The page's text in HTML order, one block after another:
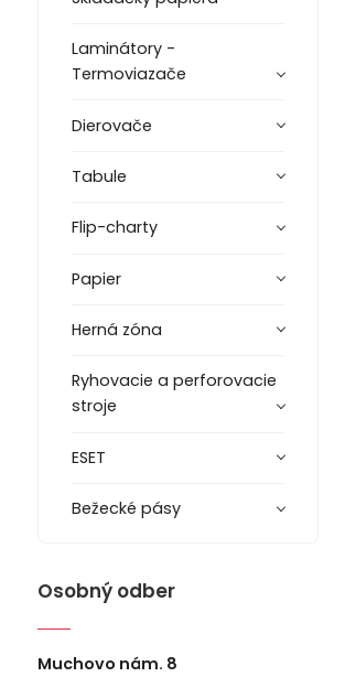
Laminátory -
Termoviazače
Dierovače
Tabule
Flip-charty
Papier
Herná zóna
Ryhovacie a perforovacie
stroje
ESET
Bežecké pásy
Osobný odber
Muchovo nám. 8